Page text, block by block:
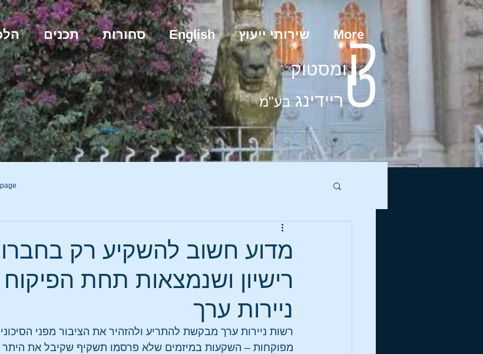
תכנים סחורות English שירותי ייעוץ More
קומסטוקטריידינגבע"מ
Log In
מדוע חשוב להשקיע רק
רישיון ושנמצאות תחת
ניירות ערך
רשות ניירות ערך מבקשת להתריע ולהזהיר את הציבור מפני
מפוקחות – השקעות במיזמים שלא פרסמו תשקיף שקיבל את